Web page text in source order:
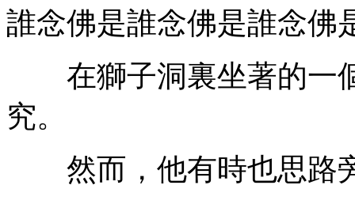
誰念佛是誰念佛是誰念
在獅子洞裏坐著的一
究。
然而，他有時也思路